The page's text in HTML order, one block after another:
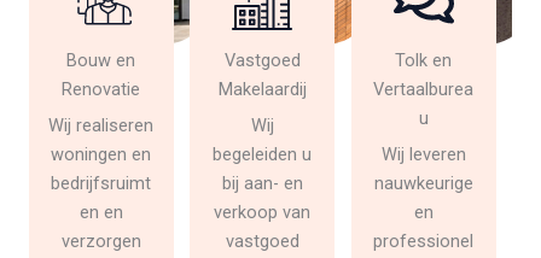
Bouw en
Renovatie
Wij realiseren
woningen en
bedrijfsruimt
en en
verzorgen
Vastgoed
Makelaardij
Wij
begeleiden u
bij aan- en
verkoop van
vastgoed
Tolk en
Vertaalburea
u
Wij leveren
nauwkeurige
en
professionel